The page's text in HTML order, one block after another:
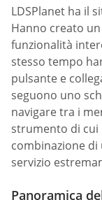
LDSPlanet ha il
Hanno creato
funzionalità
stesso tempo
pulsante e
seguono uno
navigare tra i
strumento di cui
combinazione di
servizio
Panoramica